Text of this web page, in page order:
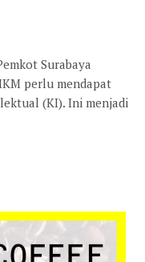
Surabaya
perlu mendapat
(KI). Ini menjadi